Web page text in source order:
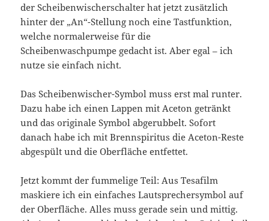
der Scheibenwischerschalter hat jetzt zusätzlich
hinter der „An“-Stellung noch eine Tastfunktion,
welche normalerweise für die
Scheibenwaschpumpe gedacht ist. Aber egal – ich
nutze sie einfach nicht.
Das Scheibenwischer-Symbol muss erst mal runter.
Dazu habe ich einen Lappen mit Aceton getränkt
und das originale Symbol abgerubbelt. Sofort
danach habe ich mit Brennspiritus die Aceton-Reste
abgespült und die Oberfläche entfettet.
Jetzt kommt der fummelige Teil: Aus Tesafilm
maskiere ich ein einfaches Lautsprechersymbol auf
der Oberfläche. Alles muss gerade sein und mittig.